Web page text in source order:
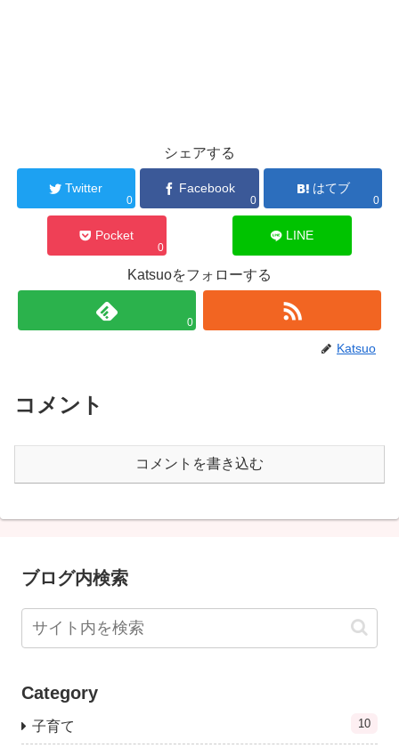
シェアする
Twitter
0
Facebook
0
はてブ
0
Pocket
0
LINE
Katsuoをフォローする
0
Katsuo
コメント
コメントを書き込む
ブログ内検索
Category
子育て 10